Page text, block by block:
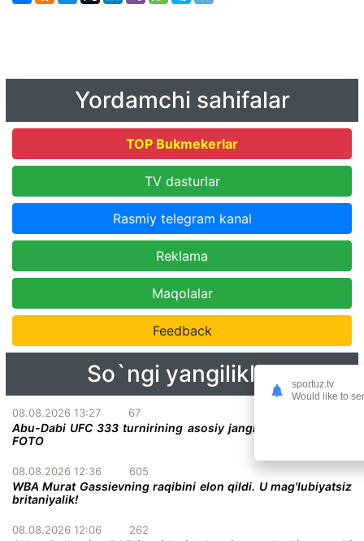
Yordamchi sahifalar
TOP Bukmekerlar
TV dasturlar
Rasmiy telegram kanal
Reklama
Maqolalar
Feedback
So`ngi yangiliklar
08.08.2026 13:27 67
Abu-Dabi UFC 333 turnirining asosiy jangi deyarli malum +
FOTO
08.08.2026 12:36 605
WBA Murat Gassievning raqibini elon qildi. U mag'lubiyatsiz
britaniyalik!
08.08.2026 12:06 262
sportuz.tv
Would like to